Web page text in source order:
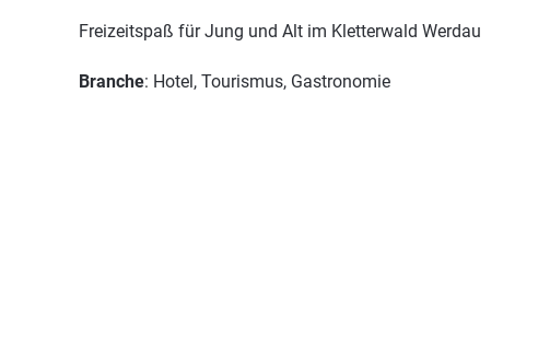
Freizeitspaß für Jung und Alt im Kletterwald Werdau
Branche: Hotel, Tourismus, Gastronomie